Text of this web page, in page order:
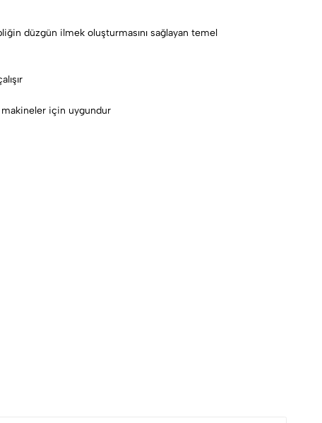
düzgün ilmek oluşturmasını sağlayan temel
için uygundur